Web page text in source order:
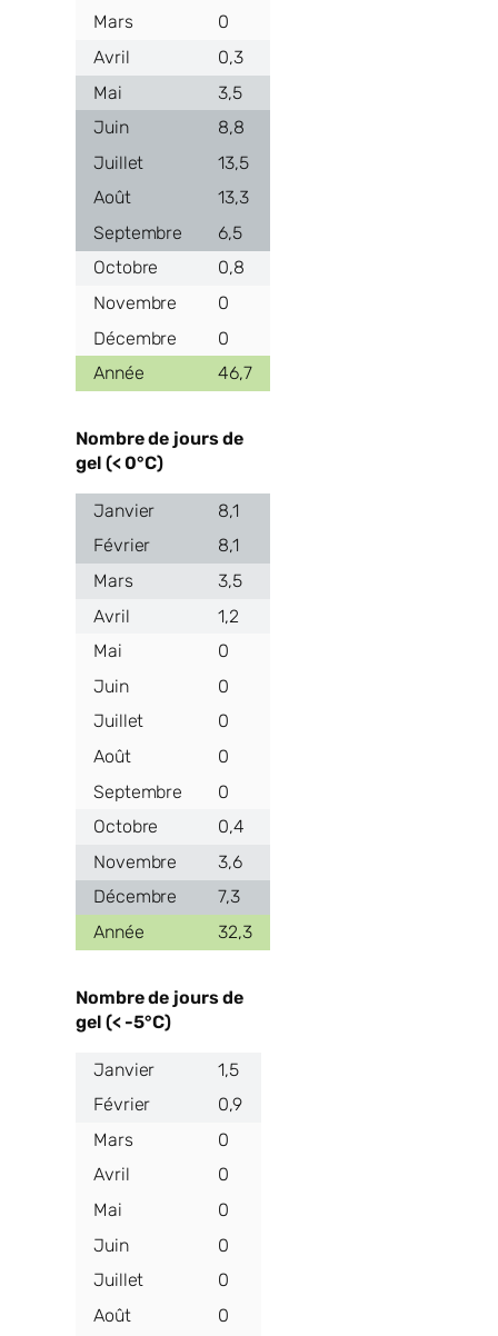
0
0,3
3,5
8,8
13,5
13,3
6,5
0,8
0
0
46,7
Nombre de jours de
gel (< 0°C)
8,1
8,1
3,5
1,2
0
0
0
0
0
0,4
3,6
7,3
32,3
Nombre de jours de
gel (< -5°C)
1,5
0,9
0
0
0
0
0
0